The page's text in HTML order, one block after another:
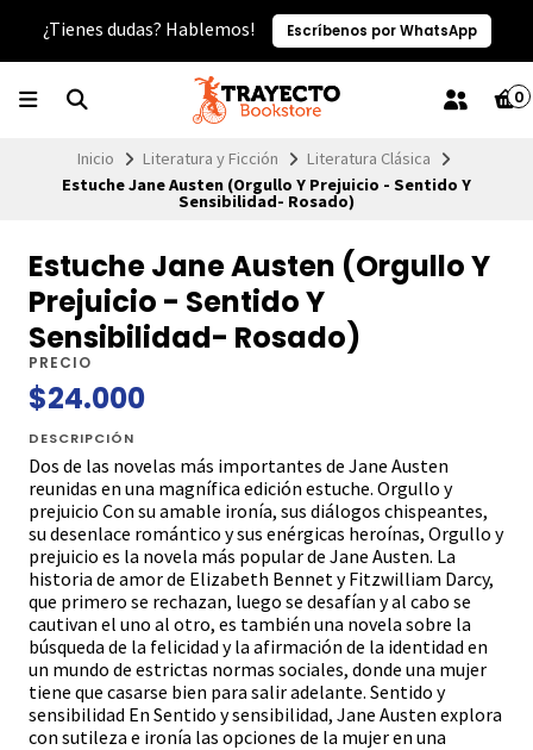
¿Tienes dudas? Hablemos! Escríbenos por WhatsApp
0
Inicio Literatura y Ficción
Literatura Clásica
Estuche Jane Austen (Orgullo Y Prejuicio - Sentido Y
Sensibilidad- Rosado)
Estuche Jane Austen (Orgullo Y
Prejuicio - Sentido Y
Sensibilidad- Rosado)
PRECIO
$24.000
DESCRIPCIÓN
Dos de las novelas más importantes de Jane Austen
reunidas en una magnífica edición estuche. Orgullo y
prejuicio Con su amable ironía, sus diálogos chispeantes,
su desenlace romántico y sus enérgicas heroínas, Orgullo y
prejuicio es la novela más popular de Jane Austen. La
historia de amor de Elizabeth Bennet y Fitzwilliam Darcy,
que primero se rechazan, luego se desafían y al cabo se
cautivan el uno al otro, es también una novela sobre la
búsqueda de la felicidad y la afirmación de la identidad en
un mundo de estrictas normas sociales, donde una mujer
tiene que casarse bien para salir adelante. Sentido y
sensibilidad En Sentido y sensibilidad, Jane Austen explora
con sutileza e ironía las opciones de la mujer en una